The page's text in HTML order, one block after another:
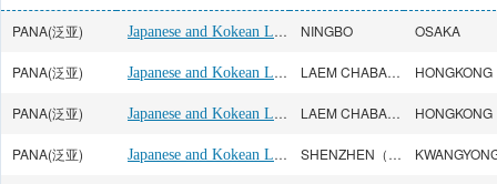
PANA(泛亚) Japanese and Kokean Line NINGBO OSAKA
PANA(泛亚) Japanese and Kokean Line LAEM CHABANG HONGKONG
PANA(泛亚) Japanese and Kokean Line LAEM CHABANG HONGKONG
PANA(泛亚) Japanese and Kokean Line SHENZHEN（YANTIAN）